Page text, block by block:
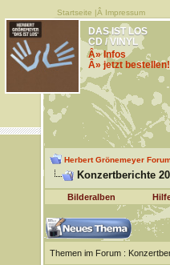
Startseite |Â Impressum
DAS IST LOS
CD / VINYL
Â» Infos
Â» jetzt bestellen!
Herbert Grönemeyer
Konzertberichte
Bilderalben
Themen im Forum: